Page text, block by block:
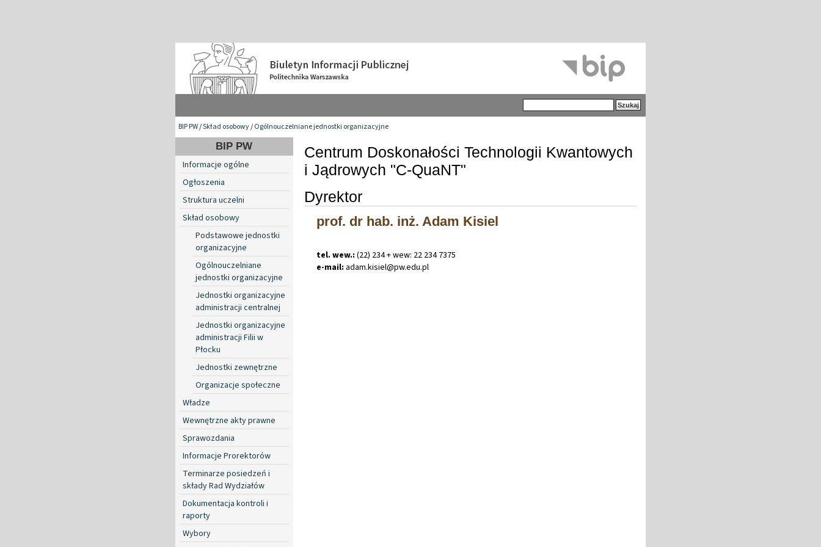
BIP PW/Skład osobowy/Ogólnouczelniane jednostki organizacyjne
BIP PW
Informacje ogólne
Ogłoszenia
Struktura uczelni
Skład osobowy
Podstawowe jednostki
organizacyjne
Ogólnouczelniane
jednostki organizacyjne
Jednostki organizacyjne
administracji centralnej
Jednostki organizacyjne
administracji Filii w
Płocku
Jednostki zewnętrzne
Organizacje społeczne
Władze
Wewnętrzne akty prawne
Sprawozdania
Informacje Prorektorów
Terminarze posiedzeń i
składy Rad Wydziałów
Dokumentacja kontroli i
raporty
Wybory
Centrum Doskonałości Technologii Kwantowych
i Jądrowych "C-QuaNT"
Dyrektor
prof. dr hab. inż. Adam Kisiel
tel. wew.: (22) 234 + wew: 22 234 7375
e-mail: adam.kisiel@pw.edu.pl